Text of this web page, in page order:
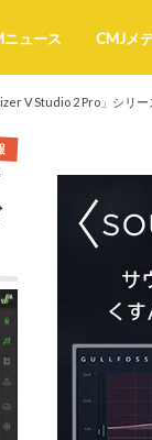
ニュース CMJメ
V Studio 2 Pro」シリー